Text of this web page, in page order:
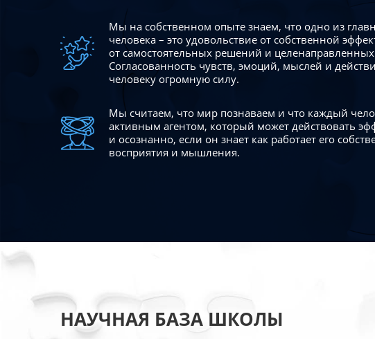
Мы на собственном опыте знаем, что одно из
человека – это удовольствие от собственной
от самостоятельных решений и
Согласованность чувств, эмоций, мыслей и
человеку огромную силу.
Мы считаем, что мир познаваем и что каждый
активным агентом, который может действовать
и осознанно, если он знает как работает его
восприятия и мышления.
НАУЧНАЯ БАЗА ШКОЛЫ